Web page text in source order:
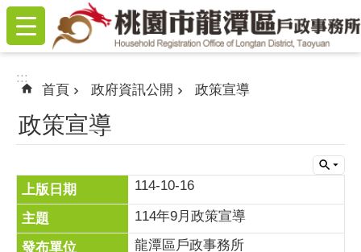
跳到主要內容區塊
:::
:::
首頁 政府資訊公開 政策宣導
政策宣導
114-10-16
114年9月政策宣導
龍潭區戶政事務所